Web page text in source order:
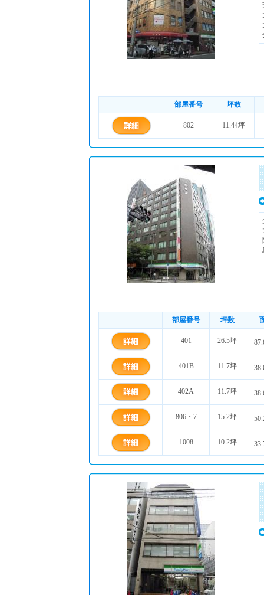
部屋番号 坪数
802 11.44坪
部屋番号 坪数
401 26.5坪
401B 11.7坪
402A 11.7坪
806・7 15.2坪
1008 10.2坪